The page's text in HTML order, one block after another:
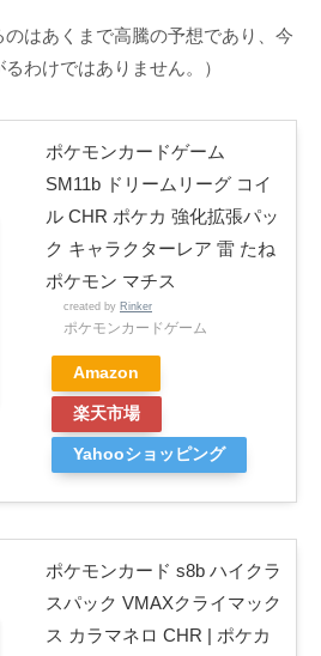
のはあくまで高騰の予想であり、今
わけではありません。）
ポケモンカードゲーム
SM11b ドリームリーグ コイ
ル CHR ポケカ 強化拡張パッ
ク キャラクターレア 雷 たね
ポケモン マチス
created by Rinker
ポケモンカードゲーム
Amazon
楽天市場
Yahooショッピング
ポケモンカード s8b ハイクラ
スパック VMAXクライマック
ス カラマネロ CHR | ポケカ